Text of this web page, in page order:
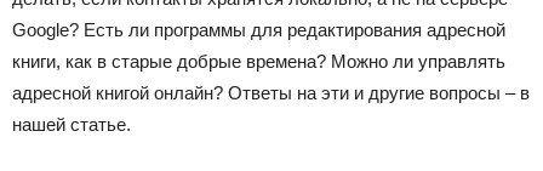
Google? Есть ли программы для редактирования адресной
книги, как в старые добрые времена? Можно ли управлять
адресной книгой онлайн? Ответы на эти и другие вопросы – в
нашей статье.